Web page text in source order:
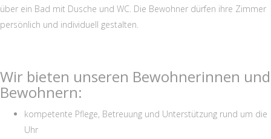
über ein Bad mit Dusche und WC. Die Bewohner dürfen ihre Zimmer
persönlich und individuell gestalten.
Wir bieten unseren Bewohnerinnen und
Bewohnern:
kompetente Pflege, Betreuung und Unterstützung rund um die
Uhr